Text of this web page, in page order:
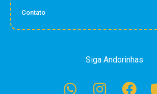
Contato
Siga Andorinhas